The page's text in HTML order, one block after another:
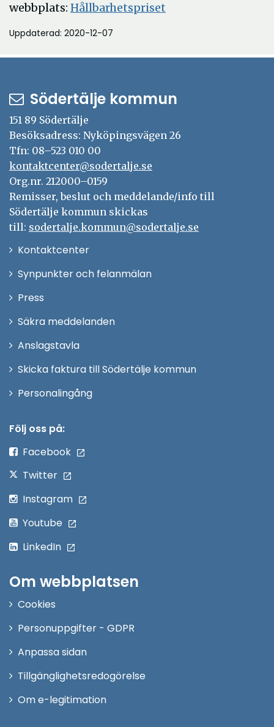
webbplats: Hållbarhetspriset
Uppdaterad: 2020-12-07
Södertälje kommun
151 89 Södertälje
Besöksadress: Nyköpingsvägen 26
Tfn: 08–523 010 00
kontaktcenter@sodertalje.se
Org.nr. 212000–0159
Remisser, beslut och meddelande/info till
Södertälje kommun skickas
till: sodertalje.kommun@sodertalje.se
KontaktcenterÖppna
Synpunkter och felanmälan
Press
fönster
Säkra meddelanden
Anslagstavla
Skicka faktura till Södertälje kommun
PersonalingångÖppna
Följ oss på:
Facebook
Twitter
Instagram
Youtube
LinkedIn
Om webbplatsen
Cookies
Personuppgifter - GDPR
Anpassa sidan
Tillgänglighetsredogörelse
Om e-legitimation